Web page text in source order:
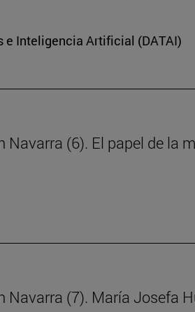
e Inteligencia Artificial (DATAI)
(6). El papel de la
Navarra (7). María Josefa